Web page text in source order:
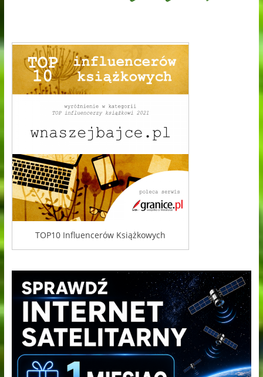
TOP10 Influencerów Książkowych